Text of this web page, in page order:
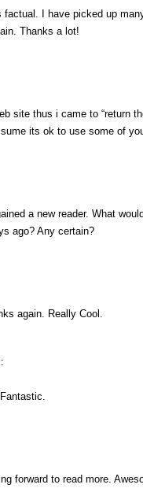
I have picked up
Thanks a lot!
site thus i came to “return
its ok to use some of
a new reader. What
ago? Any certain?
again. Really Cool.
forward to read more.